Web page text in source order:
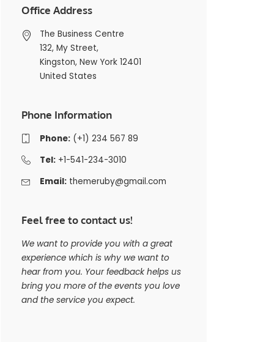
Office Address
The Business Centre
132, My Street,
Kingston, New York 12401
United States
Phone Information
Phone:(+1) 234 567 89
Tel:+1-541-234-3010
Email: themeruby@gmail.com
Feel free to contact us!
We want to provide you with a great
experience which is why we want to
hear from you. Your feedback helps us
bring you more of the events you love
and the service you expect.